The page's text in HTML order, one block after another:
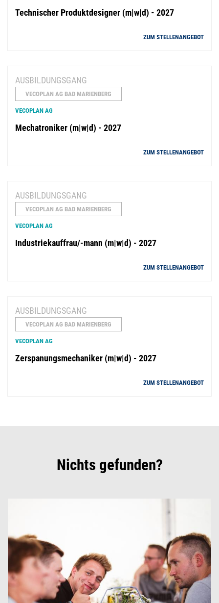
Technischer Produktdesigner (m|w|d) - 2027
ZUM STELLENANGEBOT
AUSBILDUNGSGANG
VECOPLAN AG BAD MARIENBERG
VECOPLAN AG
Mechatroniker (m|w|d) - 2027
ZUM STELLENANGEBOT
AUSBILDUNGSGANG
VECOPLAN AG BAD MARIENBERG
VECOPLAN AG
Industriekauffrau/-mann (m|w|d) - 2027
ZUM STELLENANGEBOT
AUSBILDUNGSGANG
VECOPLAN AG BAD MARIENBERG
VECOPLAN AG
Zerspanungsmechaniker (m|w|d) - 2027
ZUM STELLENANGEBOT
Nichts gefunden?